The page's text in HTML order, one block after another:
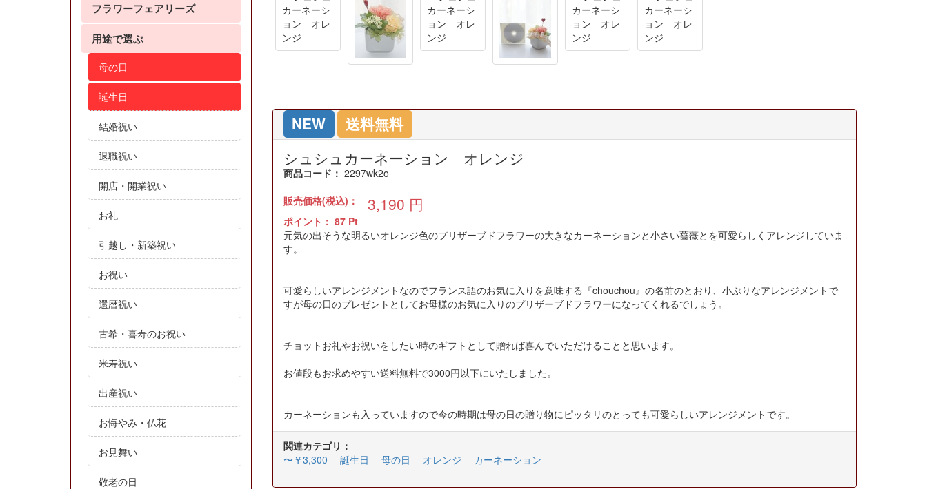
NEW
送料無料
シュシュカーネーション オレンジ
商品コード： 2297wk2o
販売価格(税込)： 3,190 円
ポイント： 87Pt
元気の出そうな明るいオレンジ色のプリザーブドフラワーの大きなカーネーションと小さい薔薇とを可愛らしくアレンジしていま
す。
可愛らしいアレンジメントなのでフランス語のお気に入りを意味する『chouchou』の名前のとおり、小ぶりなアレンジメントで
すが母の日のプレゼントとしてお母様のお気に入りのプリザーブドフラワーになってくれるでしょう。
チョットお礼やお祝いをしたい時のギフトとして贈れば喜んでいただけることと思います。
お値段もお求めやすい送料無料で3000円以下にいたしました。
カーネーションも入っていますので今の時期は母の日の贈り物にピッタリのとっても可愛らしいアレンジメントです。
関連カテゴリ：
〜￥3,300
誕生日 母の日 オレンジ カーネーション
フラワーフェアリーズ
用途で選ぶ
母の日
誕生日
結婚祝い
退職祝い
開店・開業祝い
お礼
引越し・新築祝い
お祝い
還暦祝い
古希・喜寿のお祝い
米寿祝い
出産祝い
お悔やみ・仏花
お見舞い
敬老の日